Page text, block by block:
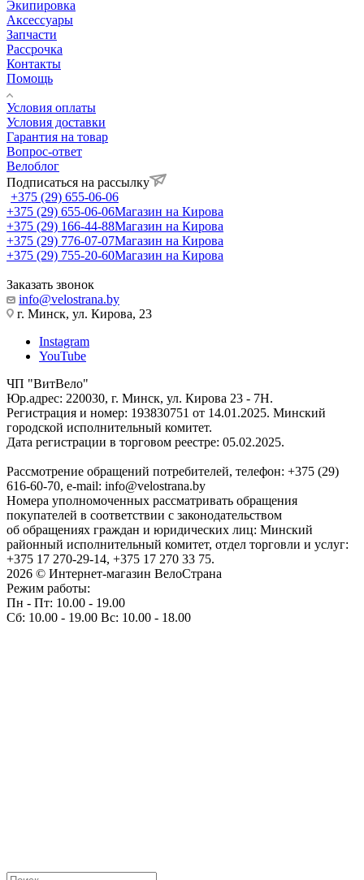
Экипировка
Аксессуары
Запчасти
Рассрочка
Контакты
Помощь
Условия оплаты
Условия доставки
Гарантия на товар
Вопрос-ответ
Велоблог
Подписаться на рассылку
+375 (29) 655-06-06
+375 (29) 655-06-06Магазин на Кирова
+375 (29) 166-44-88Магазин на Кирова
+375 (29) 776-07-07Магазин на Кирова
+375 (29) 755-20-60Магазин на Кирова
Заказать звонок
info@velostrana.by
г. Минск, ул. Кирова, 23
Instagram
YouTube
ЧП "ВитВело"
Юр.адрес: 220030, г. Минск, ул. Кирова 23 - 7Н.
Регистрация и номер: 193830751 от 14.01.2025. Минский
городской исполнительный комитет.
Дата регистрации в торговом реестре: 05.02.2025.
Рассмотрение обращений потребителей, телефон: +375 (29)
616-60-70, e-mail: info@velostrana.by
Номера уполномоченных рассматривать обращения
покупателей в соответствии с законодательством
об обращениях граждан и юридических лиц: Минский
районный исполнительный комитет, отдел торговли и услуг:
+375 17 270-29-14, +375 17 270 33 75.
2026 © Интернет-магазин ВелоСтрана
Режим работы:
Пн - Пт: 10.00 - 19.00
Сб: 10.00 - 19.00 Вс: 10.00 - 18.00